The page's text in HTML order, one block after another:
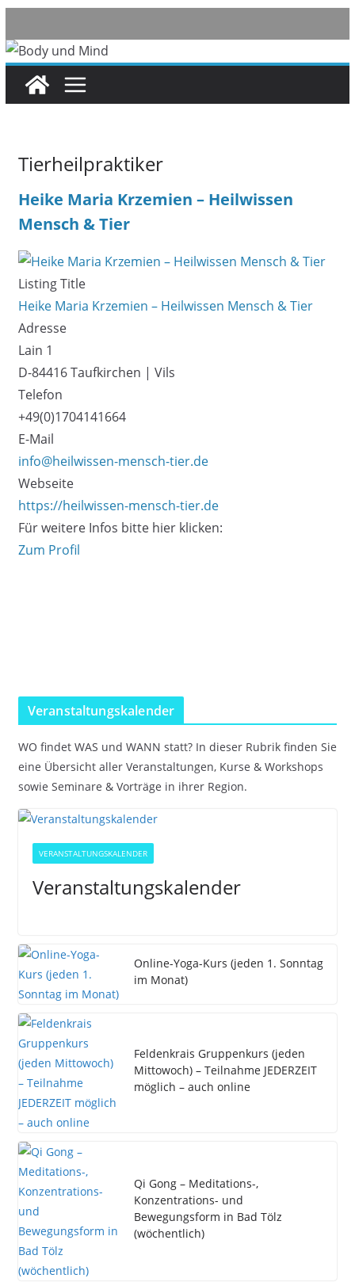
to
content
Tierheilpraktiker
Heike Maria Krzemien – Heilwissen
Mensch & Tier
Listing Title
Heike Maria Krzemien – Heilwissen Mensch & Tier
Adresse
Lain 1
D-84416 Taufkirchen | Vils
Telefon
+49(0)1704141664
E-Mail
info@heilwissen-mensch-tier.de
Webseite
https://heilwissen-mensch-tier.de
Für weitere Infos bitte hier klicken:
Zum Profil
Veranstaltungskalender
WO findet WAS und WANN statt? In dieser Rubrik finden Sie
eine Übersicht aller Veranstaltungen, Kurse & Workshops
sowie Seminare & Vorträge in ihrer Region.
VERANSTALTUNGSKALENDER
Veranstaltungskalender
Online-Yoga-Kurs (jeden 1. Sonntag
im Monat)
Feldenkrais Gruppenkurs (jeden
Mittowoch) – Teilnahme JEDERZEIT
möglich – auch online
Qi Gong – Meditations-,
Konzentrations- und
Bewegungsform in Bad Tölz
(wöchentlich)